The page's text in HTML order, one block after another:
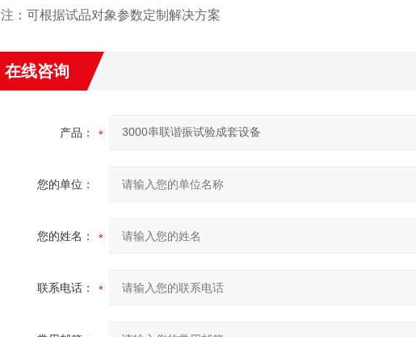
注：可根据试品对象参数定制解决方案
在线咨询
产品：
您的单位：
您的姓名：
联系电话：